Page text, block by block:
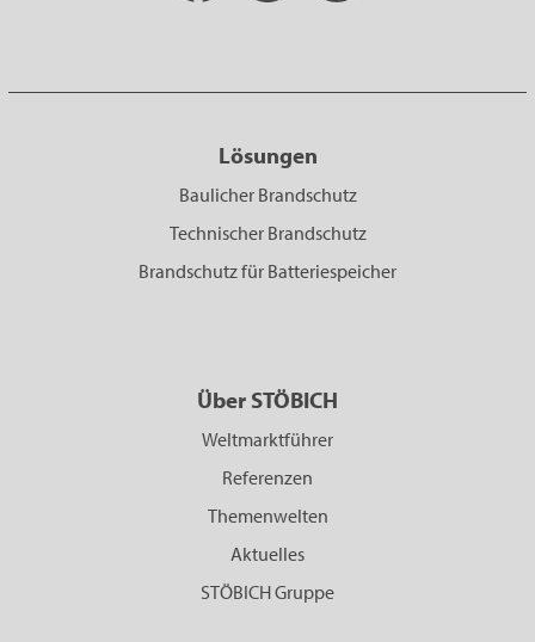
Lösungen
Baulicher Brandschutz
Technischer Brandschutz
Brandschutz für Batteriespeicher
Über STÖBICH
Weltmarktführer
Referenzen
Themenwelten
Aktuelles
STÖBICH Gruppe